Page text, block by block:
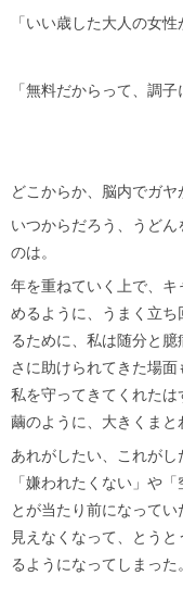
「いい歳した大人の女
「無料だからって、調子
どこからか、脳内でガヤ
いつからだろう、うど
のは。
年を重ねていく上で、
めるように、うまく立
るために、私は随分と
さに助けられてきた場
私を守ってきてくれた
繭のように、大きくまと
あれがしたい、これが
「嫌われたくない」や
とが当たり前になって
見えなくなって、とう
るようになってしまった。